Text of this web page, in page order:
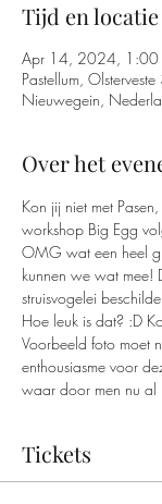
Tijd en locatie
Apr 14, 2024, 1:00
Pastellum,
Nieuwegein,
Over het
Kon jij niet met
workshop Big Egg
OMG wat een heel
kunnen we wat mee!
struisvogelei
Hoe leuk is dat? :D
Voorbeeld foto moet
enthousiasme voor
waar door men nu al
Tickets